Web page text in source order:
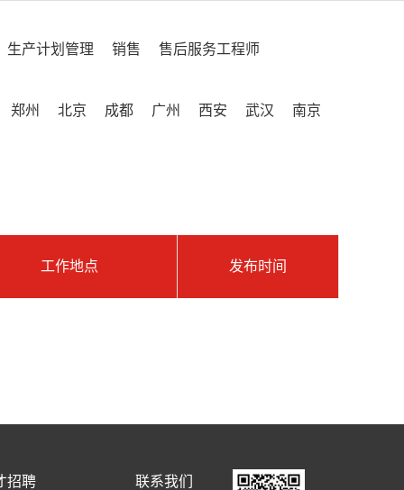
生产计划管理 销售 售后服务工程师
郑州 北京 成都 广州 西安 武汉 南京
工作地点 发布时间
招聘 联系我们